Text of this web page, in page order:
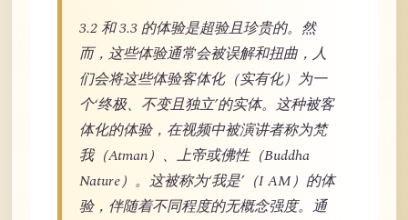
3.2 和 3.3 的体验是超验且珍贵的。然
而，这些体验通常会被误解和扭曲，人
们会将这些体验客体化（实有化）为一
个‘终极、不变且独立’的实体。这种被客
体化的体验，在视频中被演讲者称为梵
我（Atman）、上帝或佛性（Buddha
Nature）。这被称为‘我是’（I AM）的体
验，伴随着不同程度的无概念强度。通